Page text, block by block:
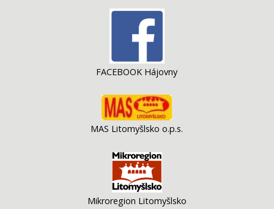
FACEBOOK Hájovny
MAS Litomyšlsko o.p.s.
Mikroregion Litomyšlsko